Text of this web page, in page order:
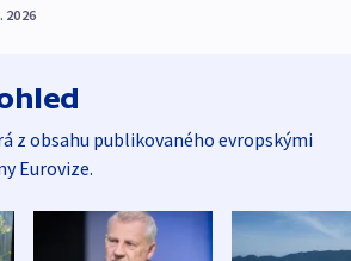
2026
z obsahu publikovaného evropskými
Eurovize.